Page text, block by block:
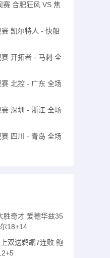
合肥狂风 VS 焦
凯尔特人 - 快船
开拓者 - 马刺 全
北控 - 广东 全场
深圳 - 浙江 全场
四川 - 青岛 全场
胜奇才 爱德华兹35
18+14
双送鹈鹕7连败 鲍